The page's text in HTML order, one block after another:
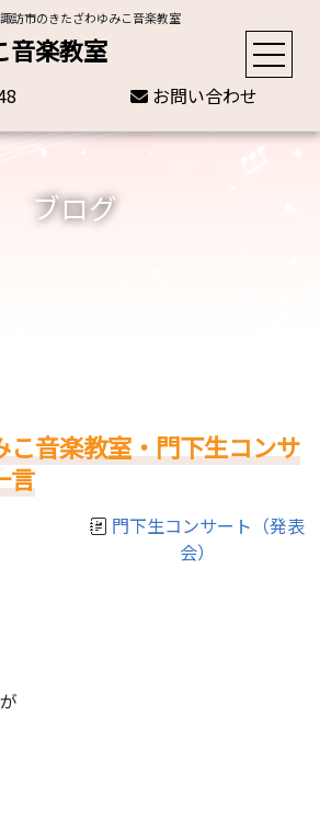
訪市のきたざわゆみこ音楽教室
音楽教室
お問い合わせ
ブログ
こ音楽教室・門下生コンサ
言
門下生コンサート（発表
会）